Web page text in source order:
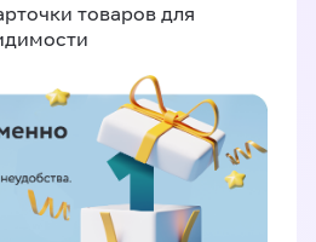
товаров для